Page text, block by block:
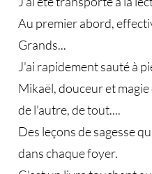
Au premier abord,
Grands...
J'ai rapidement sauté à
Mikaël, douceur et
de l'autre, de tout....
Des leçons de sagesse
dans chaque foyer.